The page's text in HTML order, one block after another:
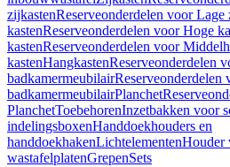
zijkastenReserveonderdelen voor Lage
kastenReserveonderdelen voor Hoge
kastenReserveonderdelen voor
kastenHangkastenReserveonderdelen
badkamermeubilairReserveonderdelen
badkamermeubilairPlanchet
PlanchetToebehorenInzetbakken voor
indelingsboxenHanddoekhouders en
handdoekhakenLichtelementenHouder
wastafelplatenGrepenSets